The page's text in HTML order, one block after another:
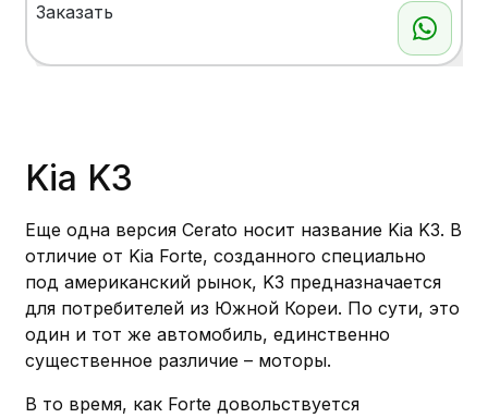
Заказать
Kia K3
Еще одна версия Cerato носит название Kia K3. В
отличие от Kia Forte, созданного специально
под американский рынок, K3 предназначается
для потребителей из Южной Кореи. По сути, это
один и тот же автомобиль, единственно
существенное различие – моторы.
В то время, как Forte довольствуется